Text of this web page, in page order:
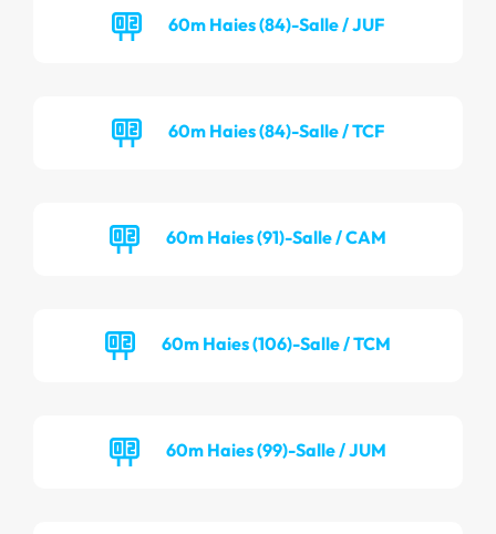
60m Haies (84)-Salle / JUF
60m Haies (84)-Salle / TCF
60m Haies (91)-Salle / CAM
60m Haies (106)-Salle / TCM
60m Haies (99)-Salle / JUM